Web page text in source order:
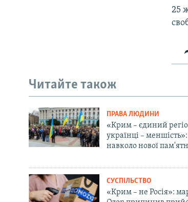
25
Читайте також
ПРАВА ЛЮДИНИ
«Крим – єдиний
українці –
навколо нової
СУСПІЛЬСТВО
«Крим – не Росія»: